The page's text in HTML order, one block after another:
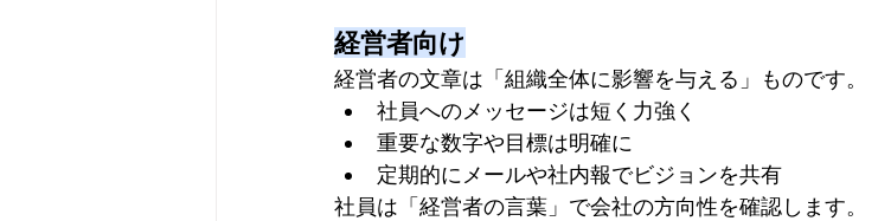
経営者向け
経営者の文章は「組織全体に影響を与える」ものです。
社員へのメッセージは短く力強く
重要な数字や目標は明確に
定期的にメールや社内報でビジョンを共有
社員は「経営者の言葉」で会社の方向性を確認します。